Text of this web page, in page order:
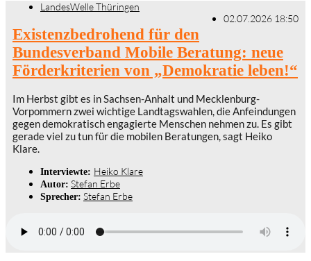
LandesWelle Thüringen
02.07.2026 18:50
Existenzbedrohend für den
Bundesverband Mobile Beratung: neue
Förderkriterien von „Demokratie leben!“
Im Herbst gibt es in Sachsen-Anhalt und Mecklenburg-
Vorpommern zwei wichtige Landtagswahlen, die Anfeindungen
gegen demokratisch engagierte Menschen nehmen zu. Es gibt
gerade viel zu tun für die mobilen Beratungen, sagt Heiko
Klare.
Interviewte: Heiko Klare
Autor: Stefan Erbe
Sprecher: Stefan Erbe